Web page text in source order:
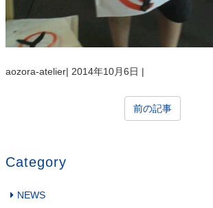
aozora-atelier| 2014年10月6日 |
前の記事
Category
NEWS